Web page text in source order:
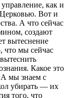
как и
Церковью. Вот и
А что сейчас
создают
вытеснение
что мы сейчас
Какое это
мы знаем с
убирать — их
того, что